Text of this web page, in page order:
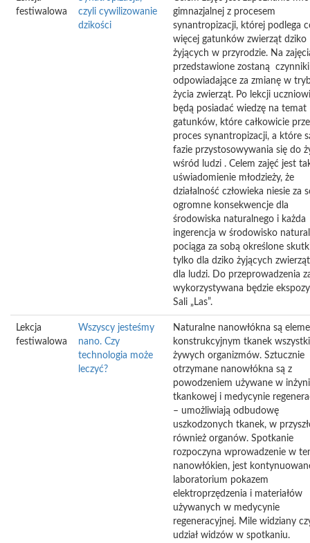
festiwalowa
czyli cywilizowanie
dzikości
gimnazjalnej z procesem
synantropizacji, której podlega
więcej gatunków zwierząt dziko
żyjących w przyrodzie. Na
przedstawione zostaną czynniki
odpowiadające za zmianę w
życia zwierząt. Po lekcji
będą posiadać wiedzę na temat
gatunków, które całkowicie
proces synantropizacji, a które
fazie przystosowywania się do
wśród ludzi . Celem zajęć jest
uświadomienie młodzieży, że
działalność człowieka niesie za
ogromne konsekwencje dla
środowiska naturalnego i każda
ingerencja w środowisko
pociąga za sobą określone
tylko dla dziko żyjących
dla ludzi. Do przeprowadzenia
wykorzystywana będzie
Sali „Las”.
Lekcja
festiwalowa
Wszyscy jesteśmy
nano. Czy
technologia może
leczyć?
Naturalne nanowłókna są
konstrukcyjnym tkanek
żywych organizmów. Sztucznie
otrzymane nanowłókna są z
powodzeniem używane w
tkankowej i medycynie
– umożliwiają odbudowę
uszkodzonych tkanek, w
również organów. Spotkanie
rozpoczyna wprowadzenie w
nanowłókien, jest
laboratorium pokazem
elektroprzędzenia i materiałów
używanych w medycynie
regeneracyjnej. Mile widziany
udział widzów w spotkaniu.